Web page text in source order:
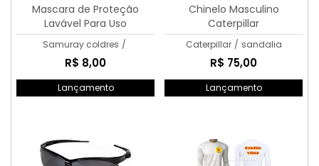
Mascara de Proteção
Lavável Para Uso
Operacional
Samuray coldres /
R$ 8,00
Lançamento
Chinelo Masculino
Caterpillar
Caterpillar / sandalia
R$ 75,00
Lançamento